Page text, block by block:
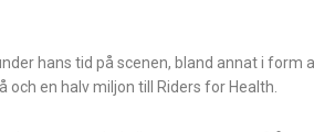
hans tid på scenen, bland annat i form
en halv miljon till Riders for Health.